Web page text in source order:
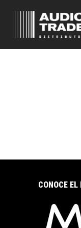
contenido
CONOCE